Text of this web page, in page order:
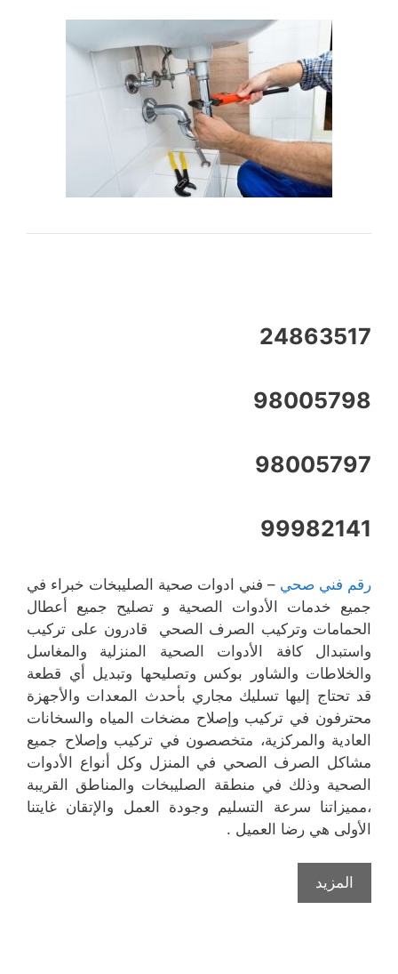
24863517
98005798
98005797
99982141
رقم فني صحي – فني ادوات صحية الصليبخات خبراء في
جميع خدمات الأدوات الصحية و تصليح جميع أعطال
الحمامات وتركيب الصرف الصحي قادرون على تركيب
واستبدال كافة الأدوات الصحية المنزلية والمغاسل
والخلاطات والشاور بوكس وتصليحها وتبديل أي قطعة
قد تحتاج إليها تسليك مجاري بأحدث المعدات والأجهزة
محترفون في تركيب وإصلاح مضخات المياه والسخانات
العادية والمركزية، متخصصون في تركيب وإصلاح جميع
مشاكل الصرف الصحي في المنزل وكل أنواع الأدوات
الصحية وذلك في منطقة الصليبخات والمناطق القريبة
،مميزاتنا سرعة التسليم وجودة العمل والإتقان غايتنا
الأولى هي رضا العميل .
المزيد